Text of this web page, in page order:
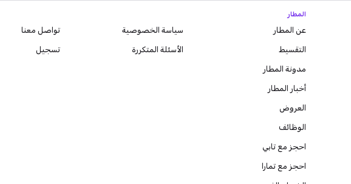
المطار
عن المطار
التقسيط
مدونة المطار
أخبار المطار
العروض
الوظائف
احجز مع تابي
احجز مع تمارا
سياسة الخصوصية
الأسئلة المتكررة
تواصل معنا
تسجيل